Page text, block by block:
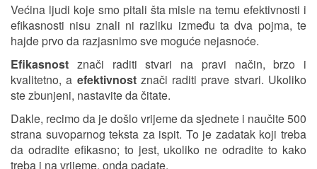
Većina ljudi koje smo pitali šta misle na temu efektivnosti i
efikasnosti nisu znali ni razliku između ta dva pojma, te
hajde prvo da razjasnimo sve moguće nejasnoće.
Efikasnost znači raditi stvari na pravi način, brzo i
kvalitetno, a efektivnostznači raditi prave stvari. Ukoliko
ste zbunjeni, nastavite da čitate.
Dakle, recimo da je došlo vrijeme da sjednete i naučite 500
strana suvoparnog teksta za ispit. To je zadatak koji treba
da odradite efikasno; to jest, ukoliko ne odradite to kako
treba i na vrijeme, onda padate.